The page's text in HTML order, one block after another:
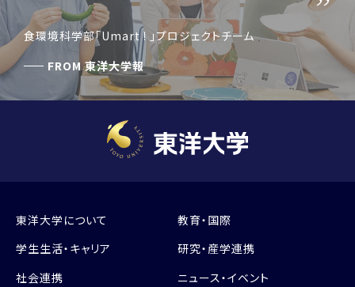
タートしました。
食環境科学部「Umart ! 」プロジェクトチーム
FROM東洋大学報
東洋大学について
教育・国際
学生生活・キャリア
研究・産学連携
社会連携
ニュース・イベント